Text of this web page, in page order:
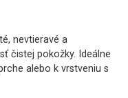
nevtieravé a
čistej pokožky. Ideálne
alebo k vrstveniu s